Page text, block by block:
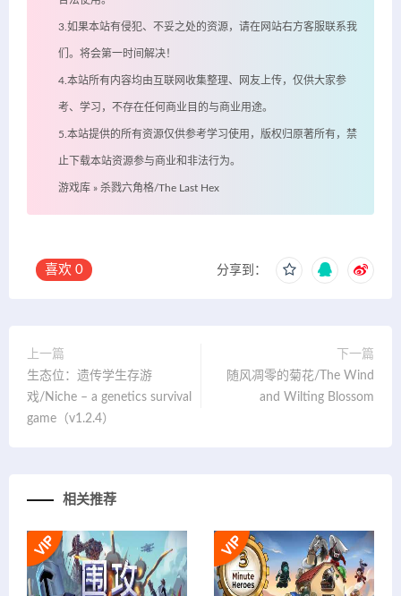
3.如果本站有侵犯、不妥之处的资源，请在网站右方客服联系我
们。将会第一时间解决！
4.本站所有内容均由互联网收集整理、网友上传，仅供大家参
考、学习，不存在任何商业目的与商业用途。
5.本站提供的所有资源仅供参考学习使用，版权归原著所有，禁
止下载本站资源参与商业和非法行为。
游戏库 » 杀戮六角格/The Last Hex
喜欢 0 分享到：
上一篇
生态位：遗传学生存游
戏/Niche – a genetics survival
game（v1.2.4）
下一篇
随风凋零的菊花/The Wind
and Wilting Blossom
相关推荐